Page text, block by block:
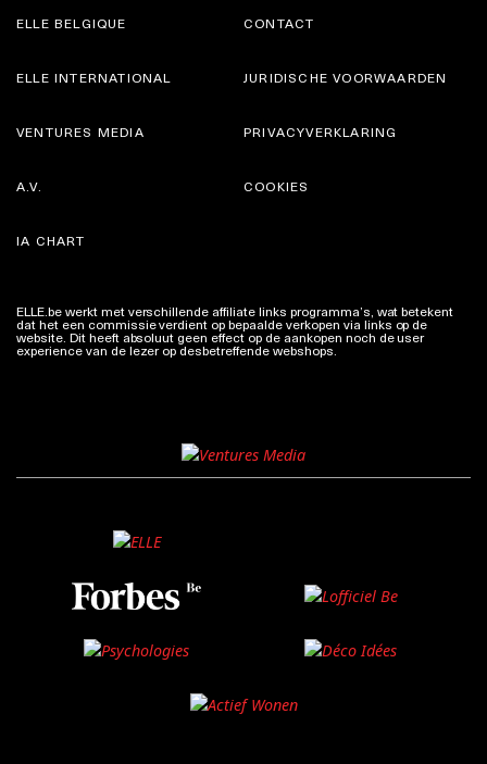
ELLE BELGIQUE CONTACT
ELLE INTERNATIONAL
VENTURES MEDIA
JURIDISCHE VOORWAARDEN
PRIVACYVERKLARING
A.V.
IA CHART
COOKIES
ELLE.be werkt met verschillende affiliate links programma’s, wat betekent
dat het een commissie verdient op bepaalde verkopen via links op de
website. Dit heeft absoluut geen effect op de aankopen noch de user
experience van de lezer op desbetreffende webshops.